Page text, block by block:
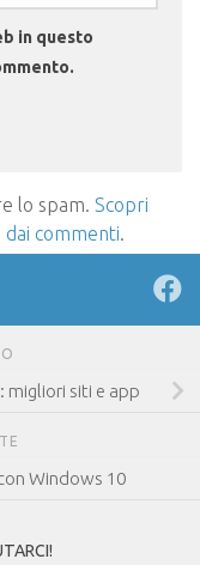
in questo
lo spam. Scopri
commenti.
migliori siti e app
Windows 10